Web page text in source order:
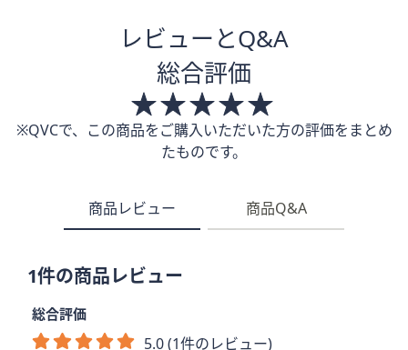
レビューとQ&A
総合評価
※QVCで、この商品をご購入いただいた方の評価をまとめ
たものです。
商品レビュー 商品Q&A
1件の商品レビュー
総合評価
5.0 (1件のレビュー)